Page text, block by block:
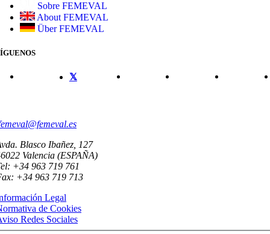
Sobre FEMEVAL
About FEMEVAL
Über FEMEVAL
Blasco Ibañez, 127
Valencia (ESPAÑA)
+34 963 719 761
+34 963 719 713
Legal
de Cookies
Redes Sociales